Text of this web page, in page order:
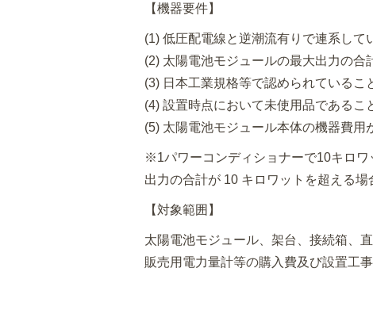
【機器要件】
(1) 低圧配電線と逆潮流有りで連系して
(2) 太陽電池モジュールの最大出力の
(3) 日本工業規格等で認められているこ
(4) 設置時点において未使用品であるこ
(5) 太陽電池モジュール本体の機器費用
※1パワーコンディショナーで10キロ
出力の合計が 10 キロワットを超える場
【対象範囲】
太陽電池モジュール、架台、接続箱、
販売用電力量計等の購入費及び設置工